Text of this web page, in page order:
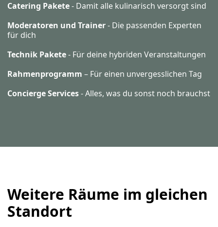
Catering Pakete- Damit alle kulinarisch versorgt sind
Moderatoren und Trainer- Die passenden Experten
für dich
Technik Pakete- Für deine hybriden Veranstaltungen
Rahmenprogramm – Für einen unvergesslichen Tag
Concierge Services- Alles, was du sonst noch brauchst
Weitere Räume im gleichen
Standort